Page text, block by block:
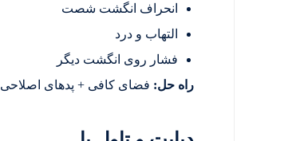
انحراف انگشت شصت
التهاب و درد
فشار روی انگشت دیگر
راه حل: فضای کافی + پدهای اصلاحی